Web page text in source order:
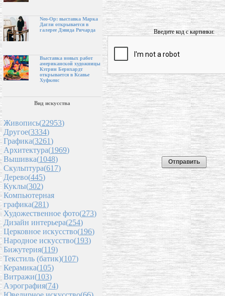
Neo-Op: выставка Марка
Дагли открывается в
галерее Дэвида Ричарда
Выставка новых работ
американской художницы
Кэтрин Бернхардт
открывается в Ксавье
Хуфкенс
Вид искусства
Живопись(22953)
Другое(3334)
Графика(3261)
Архитектура(1969)
Вышивка(1048)
Скульптура(617)
Дерево(445)
Куклы(302)
Компьютерная
графика(281)
Художественное фото(273)
Дизайн интерьера(254)
Церковное искусство(196)
Народное искусство(193)
Бижутерия(119)
Текстиль (батик)(107)
Керамика(105)
Витражи(103)
Аэрография(74)
Введите код с картинки: